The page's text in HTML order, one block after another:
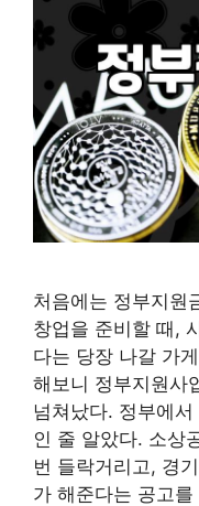
처음에는 정부지원
창업을 준비할 때,
다는 당장 나갈 가
해보니 정부지원사
넘쳐났다. 정부에
인 줄 알았다. 소상
번 들락거리고, 경
가 해준다는 공고